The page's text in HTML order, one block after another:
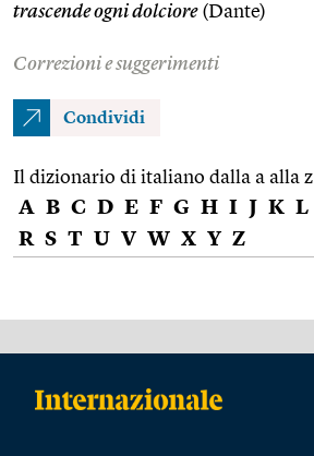
trascende ogni dolciore(Dante)
Correzioni e suggerimenti
Condividi
Il dizionario di italiano dalla a alla z
A B C D E F G H I J K L
R S T U V W X Y Z